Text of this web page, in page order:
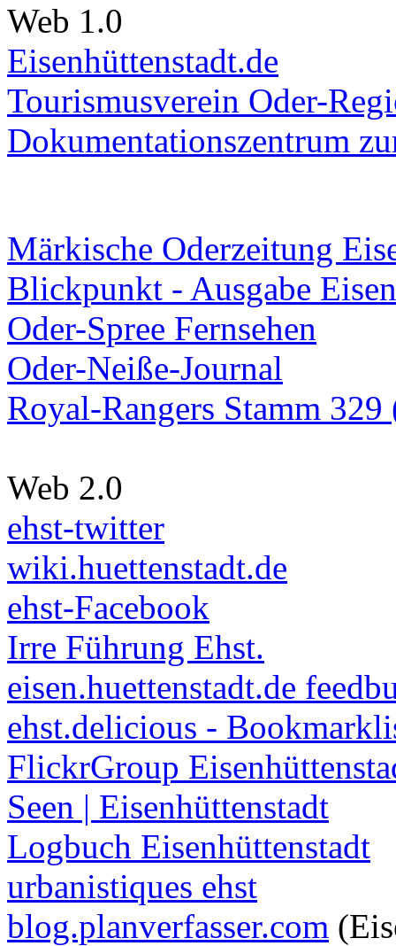
Web 1.0
Eisenhüttenstadt.de
Tourismusverein Oder-
Dokumentationszentrum
Märkische Oderzeitung
Blickpunkt - Ausgabe
Oder-Spree Fernsehen
Oder-Neiße-Journal
Royal-Rangers Stamm
Web 2.0
ehst-twitter
wiki.huettenstadt.de
ehst-Facebook
Irre Führung Ehst.
eisen.huettenstadt.de
ehst.delicious -
FlickrGroup
Seen | Eisenhüttenstadt
Logbuch Eisenhüttenstadt
urbanistiques ehst
blog.planverfasser.com